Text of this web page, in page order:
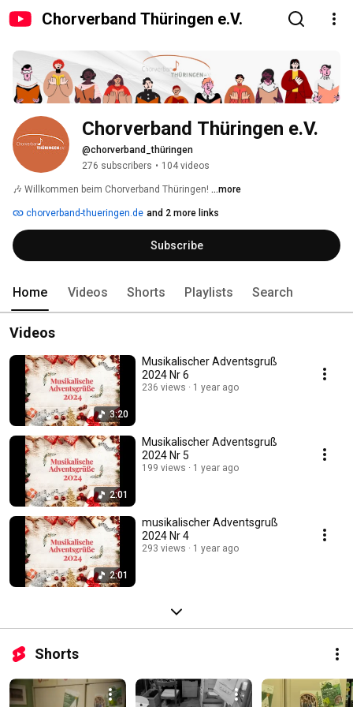
Chorverband Thüringen e.V.
Chorverband Thüringen e.V.
@chorverband_thüringen
276 subscribers • 104 videos
🎶 Willkommen beim Chorverband Thüringen! ...more
chorverband-thueringen.de and 2 more links
Subscribe
Home Videos Shorts Playlists Search
Videos
3:20
Musikalischer Adventsgruß
2024 Nr 6
236 views 1 year ago
2:01
Musikalischer Adventsgruß
2024 Nr 5
199 views 1 year ago
2:01
musikalischer Adventsgruß
2024 Nr 4
293 views 1 year ago
Shorts